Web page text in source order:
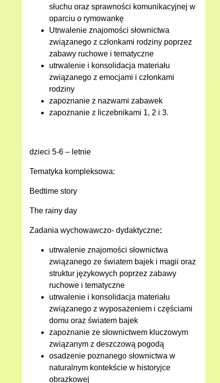
słuchu oraz sprawności komunikacyjnej w
oparciu o rymowankę
Utrwalenie znajomości słownictwa
związanego z członkami rodziny poprzez
zabawy ruchowe i tematyczne
utrwalenie i konsolidacja materiału
związanego z emocjami i członkami
rodziny
zapoznanie z nazwami zabawek
zapoznanie z liczebnikami 1, 2 i 3.
dzieci 5-6 – letnie
Tematyka kompleksowa:
Bedtime story
The rainy day
Zadania wychowawczo- dydaktyczne:
utrwalenie znajomości słownictwa
związanego ze światem bajek i magii oraz
struktur językowych poprzez zabawy
ruchowe i tematyczne
utrwalenie i konsolidacja materiału
związanego z wyposażeniem i częściami
domu oraz światem bajek
zapoznanie ze słownictwem kluczowym
związanym z deszczową pogodą
osadzenie poznanego słownictwa w
naturalnym kontekście w historyjce
obrazkowej